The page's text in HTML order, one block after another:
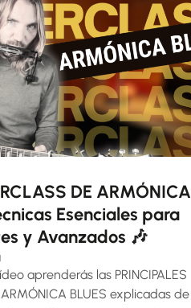
DE ARMÓNICA
Esenciales para
y Avanzados 🎶
aprenderás las PRINCIPALES
BLUES explicadas de